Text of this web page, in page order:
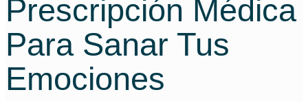
Prescripción Médica
Para Sanar Tus
Emociones